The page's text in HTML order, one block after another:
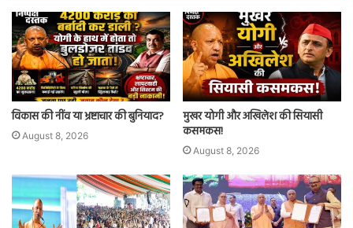
विकास की नींव या भ्रष्टाचार की बुनियाद?
August 8, 2026
मुखर योगी और अखिलेश की सियासी
कसमकस!
August 8, 2026